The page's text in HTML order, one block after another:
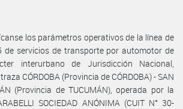
los parámetros operativos de la línea de
de servicios de transporte por automotor de
interurbano de Jurisdicción Nacional,
CÓRDOBA (Provincia de CÓRDOBA) - SAN
(Provincia de TUCUMÁN), operada por la
SOCIEDAD ANÓNIMA (CUIT N° 30-